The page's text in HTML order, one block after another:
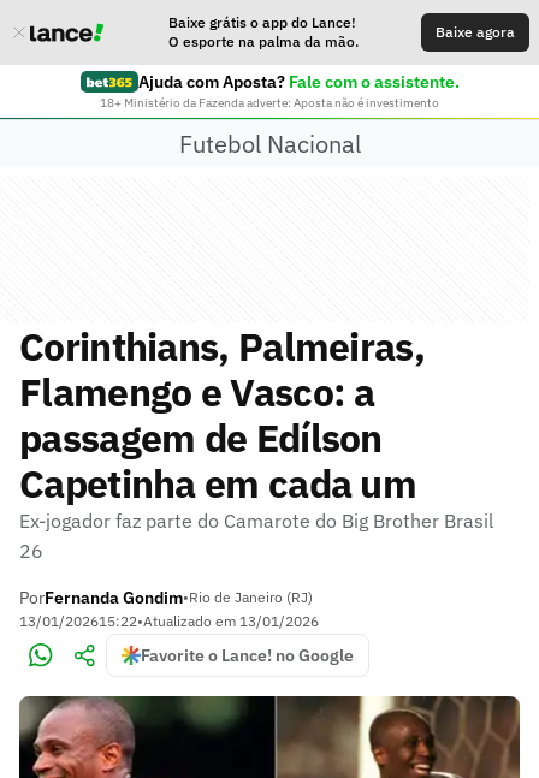
Baixe grátis o app do Lance!
O esporte na palma da mão.
Baixe agora
Ajuda com Aposta? Fale com o assistente.
18+ Ministério da Fazenda adverte: Aposta não é investimento
Futebol Nacional
Corinthians, Palmeiras,
Flamengo e Vasco: a
passagem de Edílson
Capetinha em cada um
Ex-jogador faz parte do Camarote do Big Brother Brasil
26
PorFernanda Gondim•Rio de Janeiro (RJ)
13/01/202615:22•Atualizado em 13/01/2026
Favorite o Lance! no Google